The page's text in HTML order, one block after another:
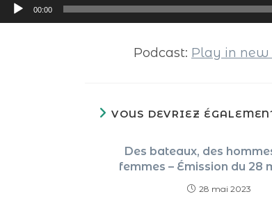
Lecteur
audio
00:00
Podcast: Play in
VOUS DEVRIEZ
Des bateaux, des
femmes – Émission du 28
28 mai 2023